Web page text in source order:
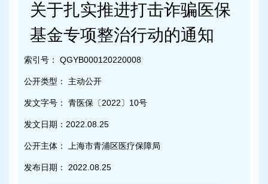
关于扎实推进打击诈骗医保
基金专项整治行动的通知
索引号： QGYB000120220008
公开类型： 主动公开
发文字号： 青医保〔2022〕10号
发文日期： 2022.08.25
公开主体： 上海市青浦区医疗保障局
发布日期： 2022.08.25